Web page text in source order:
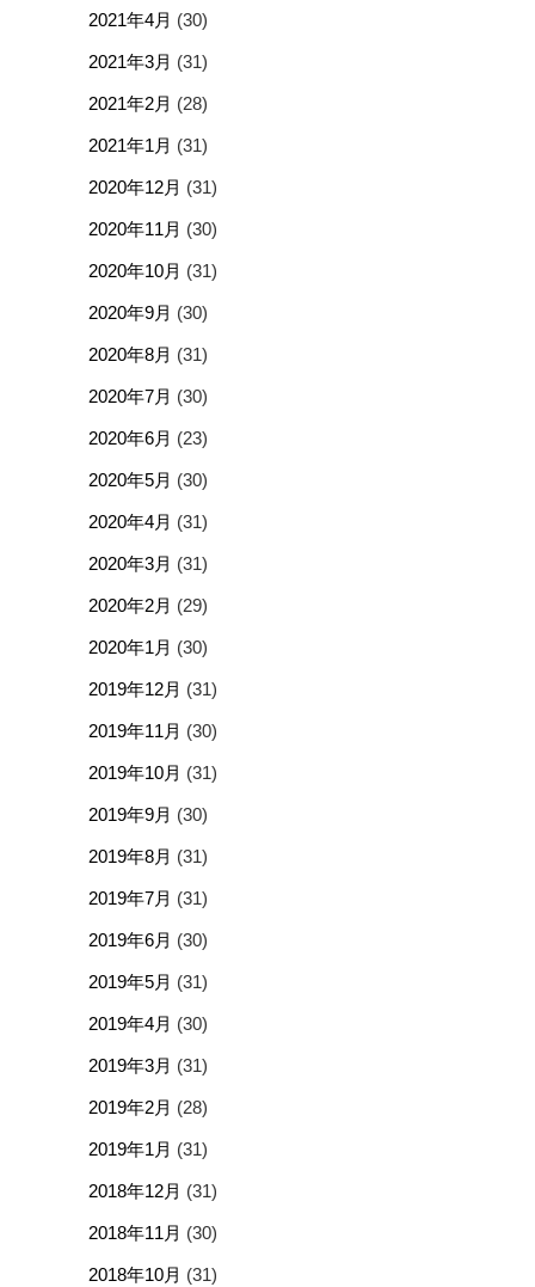
2021年4月 (30)
2021年3月 (31)
2021年2月 (28)
2021年1月 (31)
2020年12月 (31)
2020年11月 (30)
2020年10月 (31)
2020年9月 (30)
2020年8月 (31)
2020年7月 (30)
2020年6月 (23)
2020年5月 (30)
2020年4月 (31)
2020年3月 (31)
2020年2月 (29)
2020年1月 (30)
2019年12月 (31)
2019年11月 (30)
2019年10月 (31)
2019年9月 (30)
2019年8月 (31)
2019年7月 (31)
2019年6月 (30)
2019年5月 (31)
2019年4月 (30)
2019年3月 (31)
2019年2月 (28)
2019年1月 (31)
2018年12月 (31)
2018年11月 (30)
2018年10月 (31)